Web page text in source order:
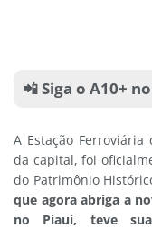
📲 Siga o A10+ no
A Estação
da capital, foi
do Patrimônio
que agora abriga a
no Piauí, teve